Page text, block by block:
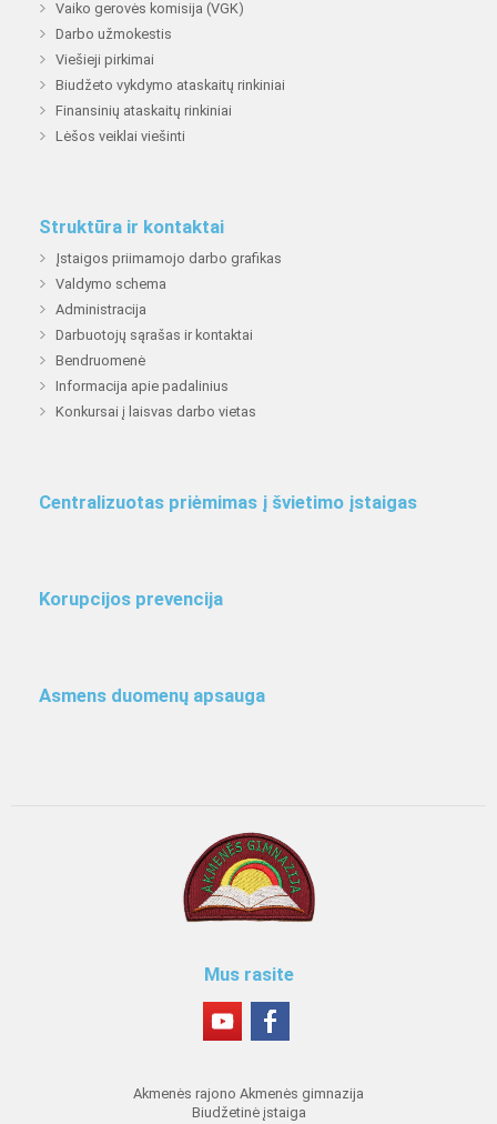
Vaiko gerovės komisija (VGK)
Darbo užmokestis
Viešieji pirkimai
Biudžeto vykdymo ataskaitų rinkiniai
Finansinių ataskaitų rinkiniai
Lėšos veiklai viešinti
Struktūra ir kontaktai
Įstaigos priimamojo darbo grafikas
Valdymo schema
Administracija
Darbuotojų sąrašas ir kontaktai
Bendruomenė
Informacija apie padalinius
Konkursai į laisvas darbo vietas
Centralizuotas priėmimas į švietimo įstaigas
Korupcijos prevencija
Asmens duomenų apsauga
Mus rasite
Akmenės rajono Akmenės gimnazija
Biudžetinė įstaiga